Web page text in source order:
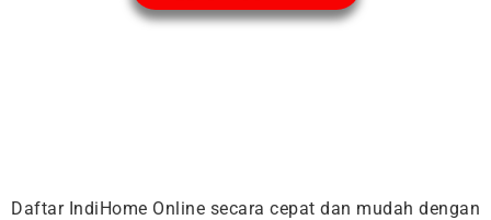
Daftar IndiHome Online secara cepat dan mudah dengan